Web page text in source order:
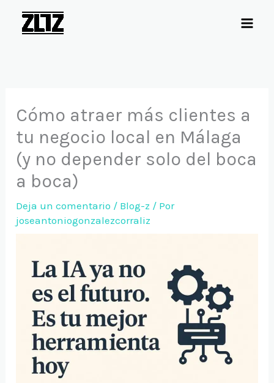
Cómo atraer más clientes a
tu negocio local en Málaga
(y no depender solo del boca
a boca)
Deja un comentario / Blog-z / Por
joseantoniogonzalezcorraliz